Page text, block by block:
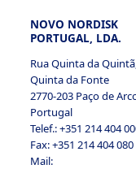
2.3 Cookies de
NOVO NORDISK
PORTUGAL, LDA.
Rua Quinta da
Quinta da Fonte
2770-203 Paço de
Portugal
Telef.: +351 214 404
Fax: +351 214 404 080
Mail: